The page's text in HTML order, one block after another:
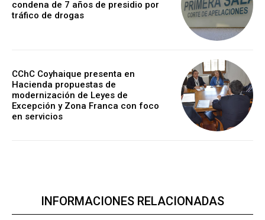
condena de 7 años de presidio por
tráfico de drogas
CChC Coyhaique presenta en
Hacienda propuestas de
modernización de Leyes de
Excepción y Zona Franca con foco
en servicios
INFORMACIONES RELACIONADAS